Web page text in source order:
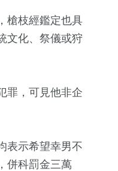
槍枝經鑑定也具
文化、祭儀或狩
罪，可見他非企
表示希望幸男不
併科罰金三萬
兩岸 2023金鐘獎